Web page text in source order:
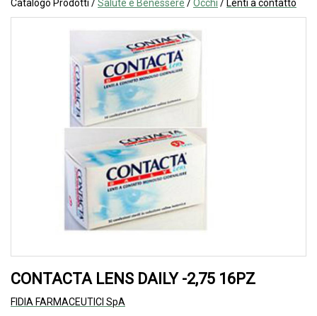
Catalogo Prodotti /Salute e Benessere /Occhi / Lenti a contatto
CONTACTA LENS DAILY -2,75 16PZ
FIDIA FARMACEUTICI SpA